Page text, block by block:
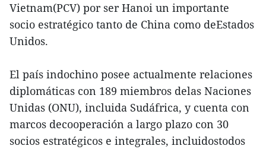
Vietnam(PCV) por ser Hanoi un importante
socio estratégico tanto de China como deEstados
Unidos.
El país indochino posee actualmente relaciones
diplomáticas con 189 miembros delas Naciones
Unidas (ONU), incluida Sudáfrica, y cuenta con
marcos decooperación a largo plazo con 30
socios estratégicos e integrales, incluidostodos